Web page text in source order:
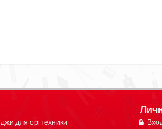
для оргтехники